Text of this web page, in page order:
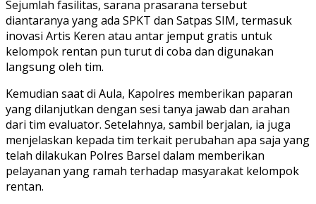
Sejumlah fasilitas, sarana prasarana tersebut
diantaranya yang ada SPKT dan Satpas SIM, termasuk
inovasi Artis Keren atau antar jemput gratis untuk
kelompok rentan pun turut di coba dan digunakan
langsung oleh tim.
Kemudian saat di Aula, Kapolres memberikan paparan
yang dilanjutkan dengan sesi tanya jawab dan arahan
dari tim evaluator. Setelahnya, sambil berjalan, ia juga
menjelaskan kepada tim terkait perubahan apa saja yang
telah dilakukan Polres Barsel dalam memberikan
pelayanan yang ramah terhadap masyarakat kelompok
rentan.